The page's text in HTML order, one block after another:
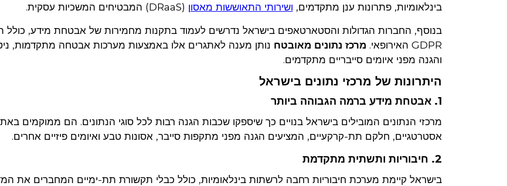
בינלאומיות, פתרונות ענן מתקדמים, ושירותי התאוששות מאסון (DRaaS) המבטיחים המשכיות עסקית.
GDPR האירופאי.
מרכז נתונים מאובטח
והגנה מפני איומים סייבריים מתקדמים.
היתרונות של מרכזי נתונים בישראל
1. אבטחת מידע ברמה הגבוהה ביותר
מרכזי הנתונים המובילים בישראל בנויים כך שיספקו שכבות הגנה רבות לכל סוגי הנתונים. הם ממוקמים
אסטרטגיים, חלקם תת-קרקעיים, המציעים הגנה מפני מתקפות סייבר, אסונות טבע ואיומים פיזיים אחרים.
2. חיבוריות ותשתית מתקדמת
בישראל קיימת מערכת חיבוריות רחבה לרשתות בינלאומיות, כולל כבלי תקשורת תת-ימיים המחברים את